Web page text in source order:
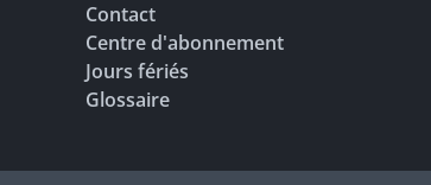
Contact
Centre d'abonnement
Jours fériés
Glossaire